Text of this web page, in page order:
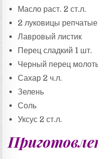
Масло раст. 2 ст.л.
2 луковицы репчатые
Лавровый листик
Перец сладкий 1 шт.
Черный перец
Сахар 2 ч.л.
Зелень
Соль
Уксус 2 ст.л.